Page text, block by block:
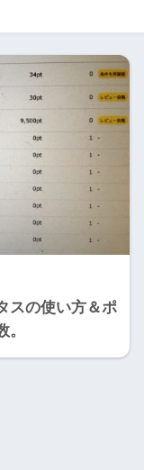
スの使い方＆ポ